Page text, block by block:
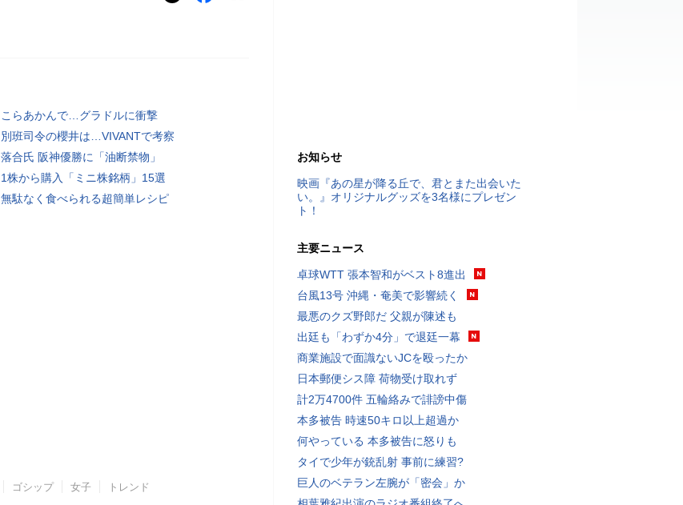
こらあかんで…グラドルに衝撃
別班司令の櫻井は…VIVANTで考察
落合氏 阪神優勝に「油断禁物」
1株から購入「ミニ株銘柄」15選
無駄なく食べられる超簡単レシピ
ゴシップ 女子 トレンド
お知らせ
映画『あの星が降る丘で、君とまた出会いた
い。』オリジナルグッズを3名様にプレゼン
ト！
主要ニュース
卓球WTT 張本智和がベスト8進出
台風13号 沖縄・奄美で影響続く
最悪のクズ野郎だ 父親が陳述も
出廷も「わずか4分」で退廷一幕
商業施設で面識ないJCを殴ったか
日本郵便シス障 荷物受け取れず
計2万4700件 五輪絡みで誹謗中傷
本多被告 時速50キロ以上超過か
何やっている 本多被告に怒りも
タイで少年が銃乱射 事前に練習?
巨人のベテラン左腕が「密会」か